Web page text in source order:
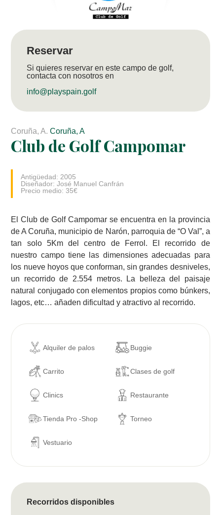
Coruña, A.Coruña, A
Club de Golf Campomar
Antigüedad: 2005
Diseñador: José Manuel Canfrán
Precio medio: 35€
El Club de Golf Campomar se encuentra en la provincia
de A Coruña, municipio de Narón, parroquia de “O Val”, a
tan solo 5Km del centro de Ferrol. El recorrido de
nuestro campo tiene las dimensiones adecuadas para
los nueve hoyos que conforman, sin grandes desniveles,
un recorrido de 2.554 metros. La belleza del paisaje
natural conjugado con elementos propios como búnkers,
lagos, etc… añaden dificultad y atractivo al recorrido.
Alquiler de palos Buggie
Carrito Clases de golf
Clinics Restaurante
Tienda Pro -Shop Torneo
Vestuario
Recorridos disponibles
Reservar
Si quieres reservar en este campo de golf,
contacta con nosotros en
info@playspain.golf